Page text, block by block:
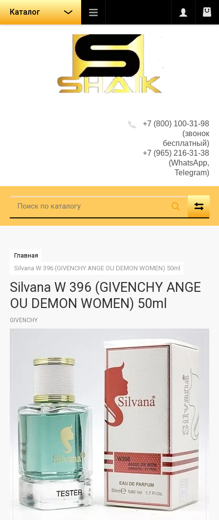
Каталог
+7 (800) 100-31-98
(звонок
бесплатный)
+7 (965) 216-31-38
(WhatsApp,
Telegram)
Главная
Silvana W 396 (GIVENCHY ANGE OU DEMON WOMEN) 50ml
Silvana W 396 (GIVENCHY ANGE
OU DEMON WOMEN) 50ml
GIVENCHY